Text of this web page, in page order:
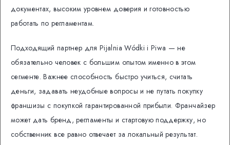
документах, высоким уровнем доверия и готовностью
работать по регламентам.
Подходящий партнер для Pijalnia Wódki i Piwa — не
обязательно человек с большим опытом именно в этом
сегменте. Важнее способность быстро учиться, считать
деньги, задавать неудобные вопросы и не путать покупку
франшизы с покупкой гарантированной прибыли. Франчайзер
может дать бренд, регламенты и стартовую поддержку, но
собственник все равно отвечает за локальный результат.